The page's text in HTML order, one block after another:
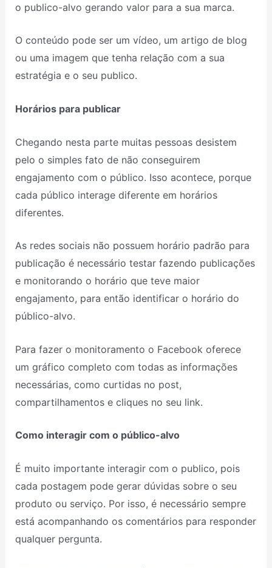
o publico-alvo gerando valor para a sua marca.
O conteúdo pode ser um vídeo, um artigo de blog
ou uma imagem que tenha relação com a sua
estratégia e o seu publico.
Horários para publicar
Chegando nesta parte muitas pessoas desistem
pelo o simples fato de não conseguirem
engajamento com o público. Isso acontece, porque
cada público interage diferente em horários
diferentes.
As redes sociais não possuem horário padrão para
publicação é necessário testar fazendo publicações
e monitorando o horário que teve maior
engajamento, para então identificar o horário do
público-alvo.
Para fazer o monitoramento o Facebook oferece
um gráfico completo com todas as informações
necessárias, como curtidas no post,
compartilhamentos e cliques no seu link.
Como interagir com o público-alvo
É muito importante interagir com o publico, pois
cada postagem pode gerar dúvidas sobre o seu
produto ou serviço. Por isso, é necessário sempre
está acompanhando os comentários para responder
qualquer pergunta.